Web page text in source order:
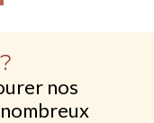
nos